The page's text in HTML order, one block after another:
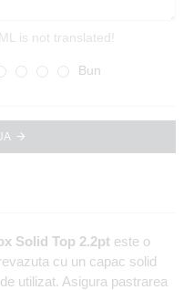
is not translated!
Bun
Solid Top 2.2pt este o
cu un capac solid
utilizat. Asigura pastrarea